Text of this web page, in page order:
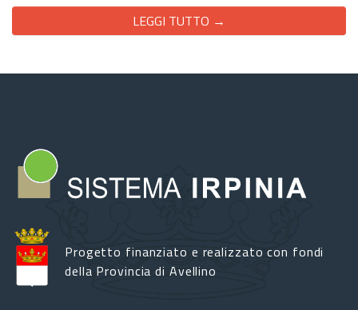
LEGGI TUTTO →
Progetto finanziato e realizzato con fondi
della Provincia di Avellino